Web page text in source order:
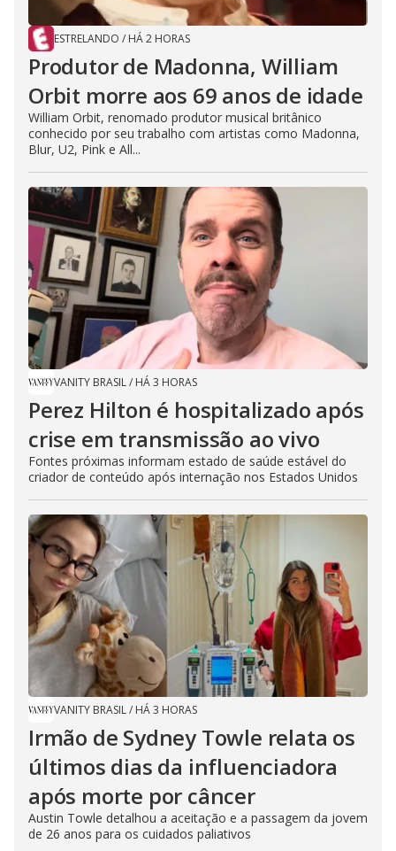
ESTRELANDO / HÁ 2 HORAS
Produtor de Madonna, William
Orbit morre aos 69 anos de idade
William Orbit, renomado produtor musical britânico
conhecido por seu trabalho com artistas como Madonna,
Blur, U2, Pink e All...
VANITY BRASIL/ HÁ 3 HORAS
Perez Hilton é hospitalizado após
crise em transmissão ao vivo
Fontes próximas informam estado de saúde estável do
criador de conteúdo após internação nos Estados Unidos
VANITY BRASIL/ HÁ 3 HORAS
Irmão de Sydney Towle relata os
últimos dias da influenciadora
após morte por câncer
Austin Towle detalhou a aceitação e a passagem da jovem
de 26 anos para os cuidados paliativos